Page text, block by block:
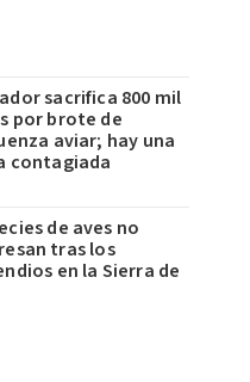
sacrifica 800 mil
por brote de
aviar; hay una
contagiada
de aves no
tras los
en la Sierra de